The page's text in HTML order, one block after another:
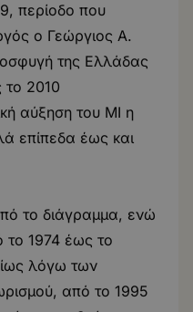
περίοδο που
ο Γεώργιος Α.
της Ελλάδας
το 2010
αύξηση του ΜΙ η
επίπεδα έως και
το διάγραμμα, ενώ
1974 έως το
λόγω των
από το 1995